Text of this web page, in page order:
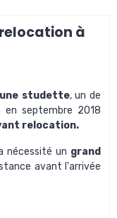
à
studette, un de
septembre 2018
relocation.
nécessité un grand
avant l'arrivée